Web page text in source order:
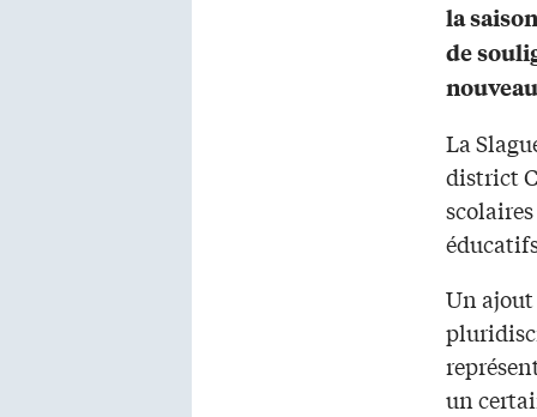
la
de
La
district
Un
un